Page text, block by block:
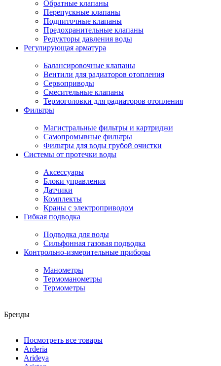
Обратные клапаны
Перепускные клапаны
Подпиточные клапаны
Предохранительные клапаны
Редукторы давления воды
Регулирующая арматура
Балансировочные клапаны
Вентили для радиаторов отопления
Сервоприводы
Смесительные клапаны
Термоголовки для радиаторов отопления
Фильтры
Магистральные фильтры и картриджи
Самопромывные фильтры
Фильтры для воды грубой очистки
Системы от протечки воды
Аксессуары
Блоки управления
Датчики
Комплекты
Краны с электроприводом
Гибкая подводка
Подводка для воды
Сильфонная газовая подводка
Контрольно-измерительные приборы
Манометры
Термоманометры
Термометры
Бренды
Посмотреть все товары
Arderia
Arideya